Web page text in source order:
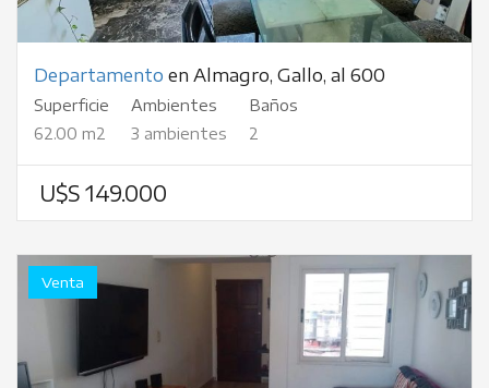
Departamento en Almagro, Gallo, al 600
Superficie
62.00 m2
Ambientes
3 ambientes
Baños
2
U$S 149.000
Venta